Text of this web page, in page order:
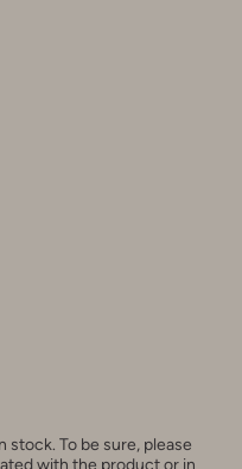
stock. To be sure, please
with the product or in